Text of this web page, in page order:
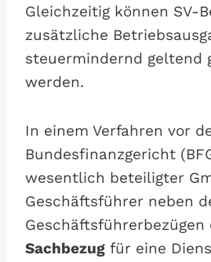
Gleichzeitig können SV-
zusätzliche
steuermindernd geltend
werden.
In einem Verfahren vor
Bundesfinanzgericht
wesentlich beteiligter
Geschäftsführer neben
Geschäftsführerbezügen
Sachbezug für eine